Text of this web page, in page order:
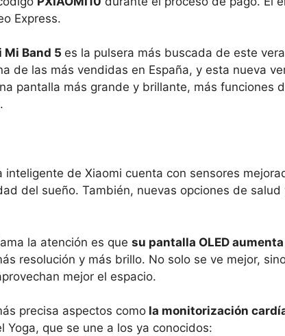
Express.
Mi Band 5 es la pulsera más buscada de este
de las más vendidas en España, y esta nueva
pantalla más grande y brillante, más funciones
inteligente de Xiaomi cuenta con sensores
del sueño. También, nuevas opciones de
la atención es que su pantalla OLED aumenta
resolución y más brillo. No solo se ve mejor,
mejor el espacio.
precisa aspectos como la monitorización
Yoga, que se une a los ya conocidos: